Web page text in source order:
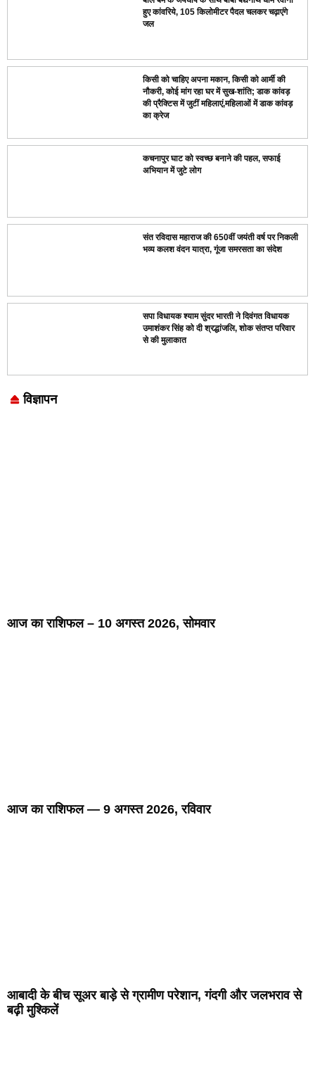
हुए कांवरिये, 105 किलोमीटर पैदल चलकर चढ़ाएंगे
जल
किसी को चाहिए अपना मकान, किसी को आर्मी की
नौकरी, कोई मांग रहा घर में सुख-शांति; डाक कांवड़
की प्रैक्टिस में जुटीं महिलाएं,महिलाओं में डाक कांवड़
का क्रेज
कचनापुर घाट को स्वच्छ बनाने की पहल, सफाई
अभियान में जुटे लोग
संत रविदास महाराज की 650वीं जयंती वर्ष पर निकली
भव्य कलश वंदन यात्रा, गूंजा समरसता का संदेश
सपा विधायक श्याम सुंदर भारती ने दिवंगत विधायक
उमाशंकर सिंह को दी श्रद्धांजलि, शोक संतप्त परिवार
से की मुलाकात
विज्ञापन
आज का राशिफल – 10 अगस्त 2026, सोमवार
आज का राशिफल — 9 अगस्त 2026, रविवार
आबादी के बीच सूअर बाड़े से ग्रामीण परेशान, गंदगी और जलभराव से
बढ़ी मुश्किलें